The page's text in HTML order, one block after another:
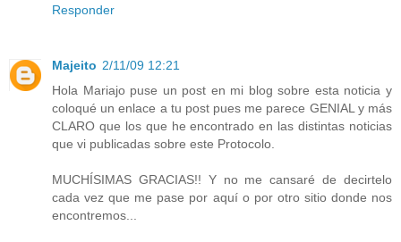
Responder
Majeito 2/11/09 12:21
Hola Mariajo puse un post en mi blog sobre esta noticia y
coloqué un enlace a tu post pues me parece GENIAL y más
CLARO que los que he encontrado en las distintas noticias
que vi publicadas sobre este Protocolo.
MUCHÍSIMAS GRACIAS!! Y no me cansaré de decirtelo
cada vez que me pase por aquí o por otro sitio donde nos
encontremos...